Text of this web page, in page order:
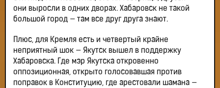
они выросли в одних дворах. Хабаровск не такой
большой город — там все друг друга знают.
Плюс, для Кремля есть и четвертый крайне
неприятный шок — Якутск вышел в поддержку
Хабаровска. Где мэр Якутска откровенно
оппозиционная, открыто голосовавшая против
поправок в Конституцию, где арестовали шамана —